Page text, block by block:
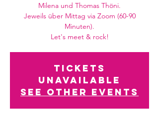
Milena und Thomas Thöni.
Jeweils über Mittag via Zoom (60-90
Minuten).
Let's meet & rock!
Tickets
Unavailable
See other events